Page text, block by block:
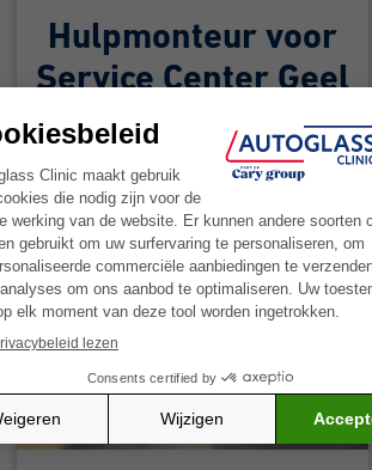
Hulpmonteur voor
Service Center Geel
(V/M/X)
Meer info